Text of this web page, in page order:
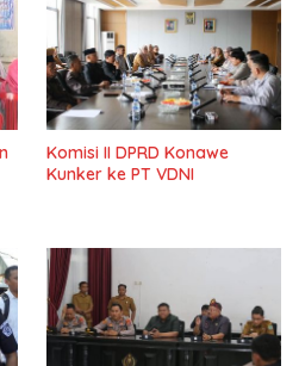
Komisi II DPRD Konawe
Kunker ke PT VDNI